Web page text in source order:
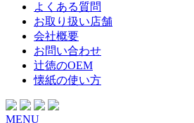
よくある質問
お取り扱い店舗
会社概要
お問い合わせ
辻徳のOEM
懐紙の使い方
MENU